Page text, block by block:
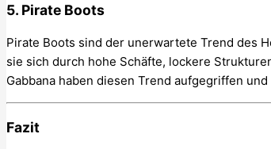
5. Pirate Boots
Pirate Boots sind der unerwartete Trend des
sie sich durch hohe Schäfte, lockere
Gabbana haben diesen Trend aufgegriffen
Fazit